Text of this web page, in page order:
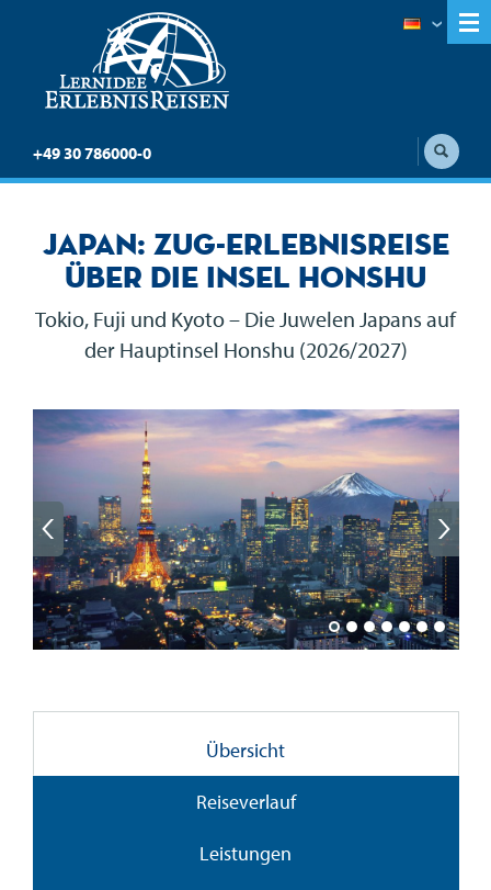
+49 30 786000-0
Japan: Zug-Erlebnisreise
über die Insel Honshu
Tokio, Fuji und Kyoto – Die Juwelen Japans auf
der Hauptinsel Honshu (2026/2027)
Übersicht
Reiseverlauf
Leistungen